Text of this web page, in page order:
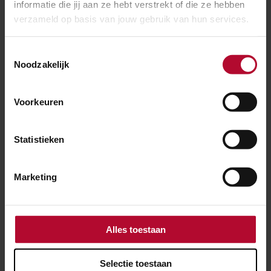
informatie die jij aan ze hebt verstrekt of die ze hebben
verzameld op basis van jouw gebruik van hun services.
Noodzakelijk
Voorkeuren
Statistieken
Marketing
Alles toestaan
Selectie toestaan
Kilometer lange werktrein vernieuwt spoor
Culemborg